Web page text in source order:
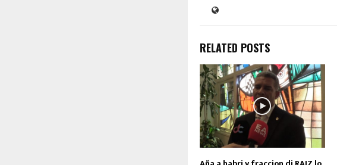
RELATED POSTS